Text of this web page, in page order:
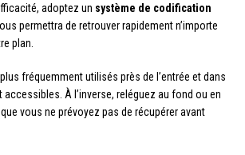
adoptez un système de codification
permettra de retrouver rapidement n’importe
plan.
fréquemment utilisés près de l’entrée et dans
À l’inverse, reléguez au fond ou en
vous ne prévoyez pas de récupérer avant